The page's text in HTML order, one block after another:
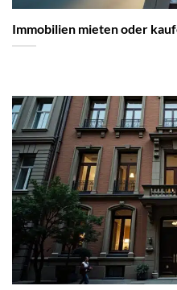
Immobilien mieten oder